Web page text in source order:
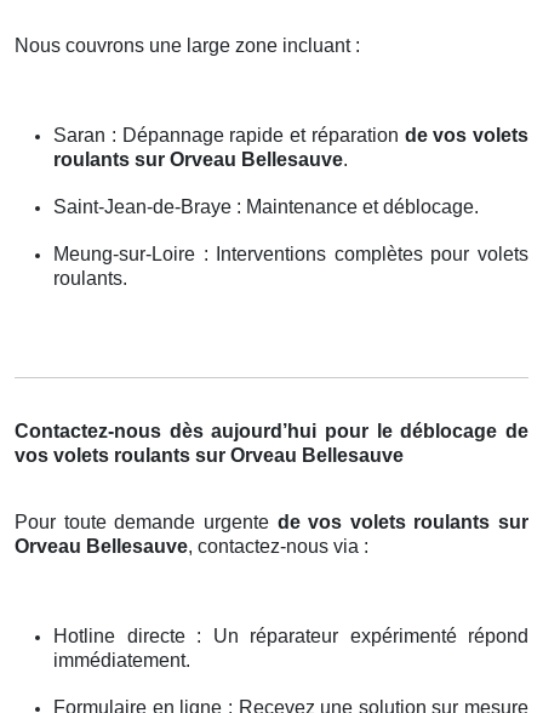
Nous couvrons une large zone incluant :
Saran : Dépannage rapide et réparation de vos volets
roulants sur Orveau Bellesauve.
Saint-Jean-de-Braye : Maintenance et déblocage.
Meung-sur-Loire : Interventions complètes pour volets
roulants.
Contactez-nous dès aujourd’hui pour le déblocage de
vos volets roulants sur Orveau Bellesauve
Pour toute demande urgente de vos volets roulants sur
Orveau Bellesauve, contactez-nous via :
Hotline directe : Un réparateur expérimenté répond
immédiatement.
Formulaire en ligne : Recevez une solution sur mesure